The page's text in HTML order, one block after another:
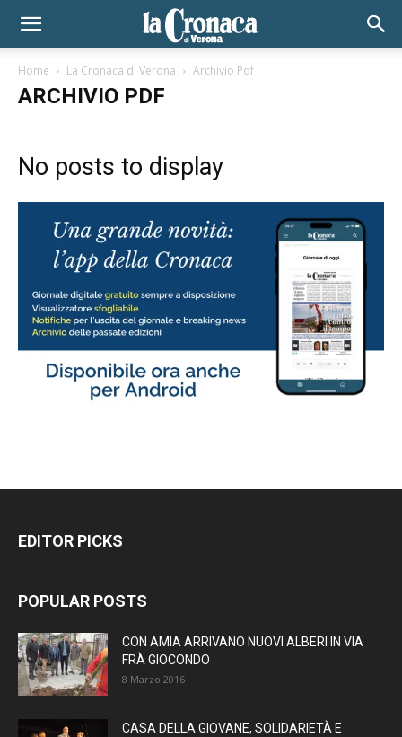
Home La Cronaca di Verona Archivio Pdf
ARCHIVIO PDF
No posts to display
EDITOR PICKS
POPULAR POSTS
CON AMIA ARRIVANO NUOVI ALBERI IN VIA
FRÀ GIOCONDO
8 Marzo 2016
CASA DELLA GIOVANE, SOLIDARIETÀ E